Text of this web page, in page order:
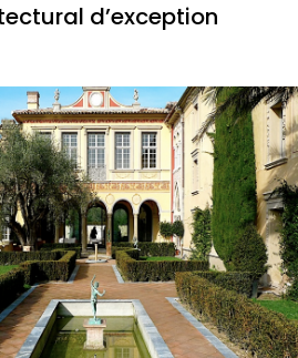
d’exception